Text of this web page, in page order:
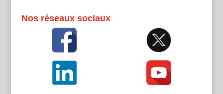
Nos réseaux sociaux